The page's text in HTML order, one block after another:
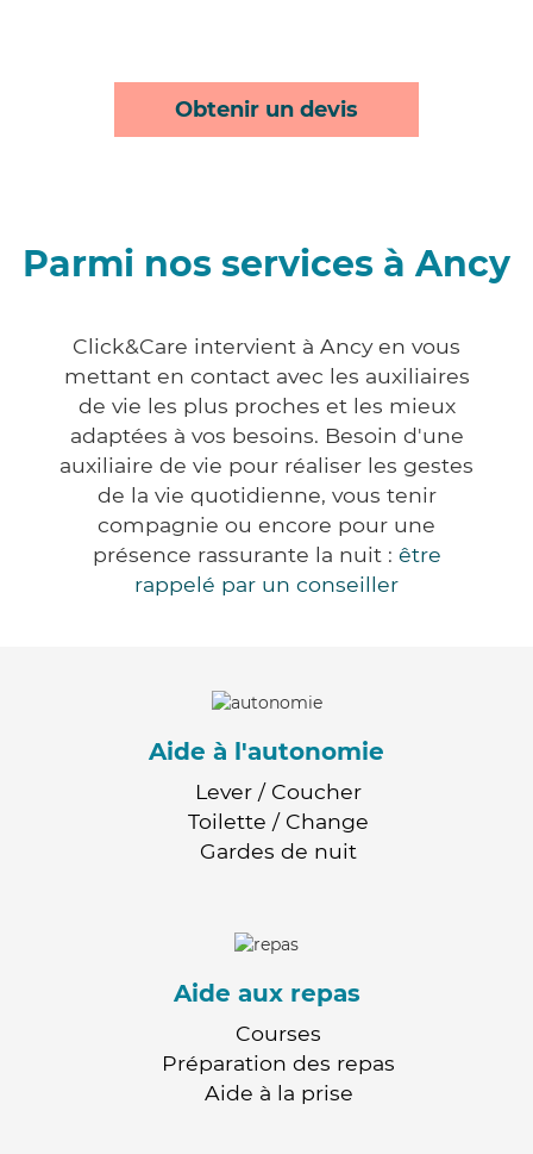
Obtenir un devis
Parmi nos services à Ancy
Click&Care intervient à Ancy en vous
mettant en contact avec les auxiliaires
de vie les plus proches et les mieux
adaptées à vos besoins. Besoin d'une
auxiliaire de vie pour réaliser les gestes
de la vie quotidienne, vous tenir
compagnie ou encore pour une
présence rassurante la nuit : être
rappelé par un conseiller
Aide à l'autonomie
Lever / Coucher
Toilette / Change
Gardes de nuit
Aide aux repas
Courses
Préparation des repas
Aide à la prise